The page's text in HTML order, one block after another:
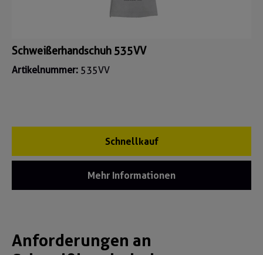
Schweißerhandschuh 535VV
Artikelnummer: 535VV
Schnellkauf
Mehr Informationen
Anforderungen an